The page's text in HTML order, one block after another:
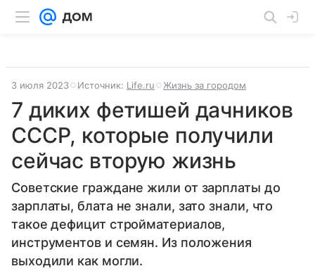
3 июля 2023 Источник: Life.ru Жизнь за городом
7 диких фетишей дачников
СССР, которые получили
сейчас вторую жизнь
Советские граждане жили от зарплаты до
зарплаты, блата не знали, зато знали, что
такое дефицит стройматериалов,
инструментов и семян. Из положения
выходили как могли.